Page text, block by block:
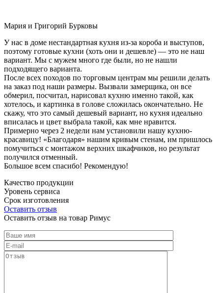
Мария и Григорий Бурковы
У нас в доме нестандартная кухня из-за короба и выступов,
поэтому готовые кухни (хоть они и дешевле) — это не наш
вариант. Мы с мужем много где были, но не нашли
подходящего варианта.
После всех походов по торговым центрам мы решили делать
на заказ под наши размеры. Вызвали замерщика, он все
обмерил, посчитал, нарисовал кухню именно такой, как
хотелось, и картинка в голове сложилась окончательно. Не
скажу, что это самый дешевый вариант, но кухня идеально
вписалась и цвет выбрала такой, как мне нравится.
Примерно через 2 недели нам установили нашу кухню-
красавицу! «Благодаря» нашим кривым стенам, им пришлось
помучиться с монтажом верхних шкафчиков, но результат
получился отменный.
Большое всем спасибо! Рекомендую!
Качество продукции
Уровень сервиса
Срок изготовления
Оставить отзыв
Оставить отзыв на товар Римус